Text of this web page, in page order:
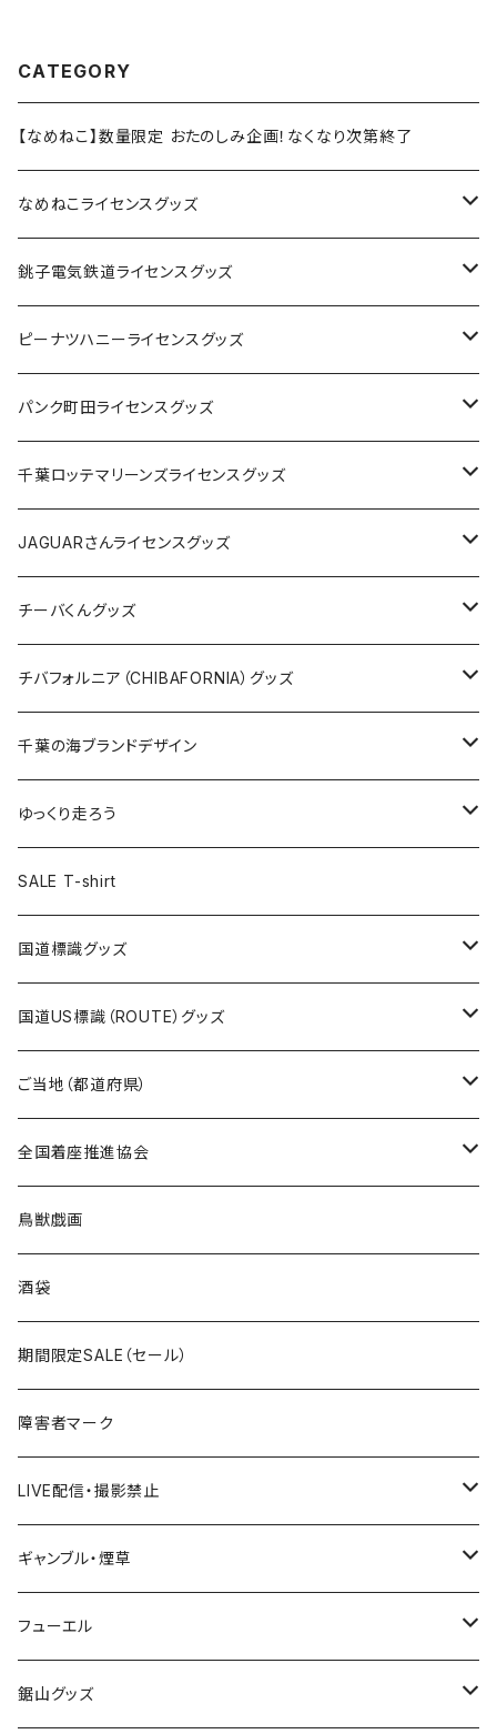
CATEGORY
【なめねこ】数量限定 おたのしみ企画！なくなり次第終了
なめねこライセンスグッズ
Tシャツ
キャップ
ステッカー
缶バッジ
ホテルキーホルダー
銚子電気鉄道ライセンスグッズ
ステッカー
缶バッジ
アクリルキーホルダー
ホテルキーホルダー
クリアファイル
Tシャツ
キャップ
トートバッグ
ランチバッグ
エコバッグ
ピーナツハニーライセンスグッズ
Tシャツ
キャップ
バッグ
ステッカー
缶バッジ
キーホルダー
クリアファイル
パンク町田ライセンスグッズ
Tシャツ
キャップ
バッグ
ステッカー
缶バッジ
キーホルダー
クリアファイル
千葉ロッテマリーンズライセンスグッズ
ステッカー
ステッカー
ステッカー大
缶バッジ
缶バッジ32mm
缶バッジ54mm
エコバッグ
JAGUARさんコラボグッズ
Tシャツ
ステッカー
サコッシュ
ホテルキーホルダー
モーテルキーホルダー
トートバッグ
JAGUARさんライセンスグッズ
Tシャツ
ステッカー
缶バッジ
クリアファイル
マスク
エコバッグ
千葉ロッテマリーンズコラボ
チーバくんグッズ
Tシャツ
キャップ
エコバッグ
ステッカー
モーテルキーホルダー
ホテルキーホルダー
トートバッグ
チバフォルニア（CHIBAFORNIA）グッズ
Tシャツ
キャップ
ステッカー
ホテルキーホルダー
千葉の海ブランドデザイン
Tシャツ
キャップ
ステッカー
ゆっくり走ろう
Tシャツ
ステッカー
ホテルキーホルダー
SALE T-shirt
国道標識グッズ
ステッカー
国道0～99号線
国道100～199号線
国道600～699号線
国道700～799号線
Tシャツ
キャップ
国道US標識（ROUTE）グッズ
ステッカー
ROUTE 0～99号線
ROUTE100～199号線
ROUTE600～699号線
ROUTE700～799号線
Tシャツ
ROUTE 0～99号線
ROUTE 100～199号線
ROUTE 600～699号線
ROUTE 700～799号線
キャップ
ROUTE 0～99号線
ROUTE 100～199号線
ROUTE 600～699号線
ROUTE 700～799号線
ご当地（都道府県）
北海道
青森県
岩手県
宮城県
秋田県
Tシャツ
ステッカー
山形県
福島県
茨城県
栃木県
全国着座推進協会
ステッカー
鳥獣戯画
酒袋
期間限定SALE（セール）
障害者マーク
LIVE配信・撮影禁止
LIVE配信禁止
撮影禁止
ギャンブル・煙草
ホテルキーホルダー
たばこ・禁煙ステッカー
フューエル
ステッカー
鋸山グッズ